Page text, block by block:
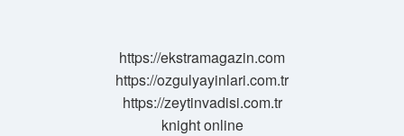
https://ekstramagazin.com
https://ozgulyayinlari.com.tr
https://zeytinvadisi.com.tr
knight online